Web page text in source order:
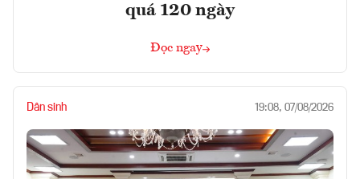
quá 120 ngày
Đọc ngay
Dân sinh 19:08, 07/08/2026